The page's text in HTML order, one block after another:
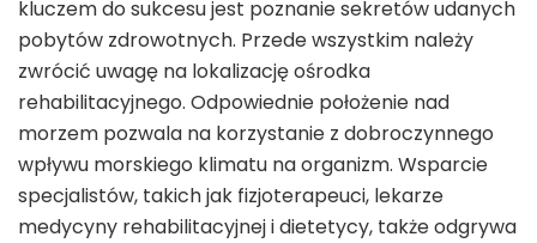
kluczem do sukcesu jest poznanie sekretów udanych
pobytów zdrowotnych. Przede wszystkim należy
zwrócić uwagę na lokalizację ośrodka
rehabilitacyjnego. Odpowiednie położenie nad
morzem pozwala na korzystanie z dobroczynnego
wpływu morskiego klimatu na organizm. Wsparcie
specjalistów, takich jak fizjoterapeuci, lekarze
medycyny rehabilitacyjnej i dietetycy, także odgrywa